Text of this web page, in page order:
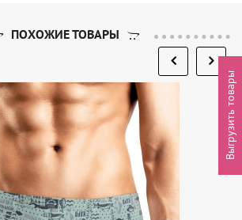
ПОХОЖИЕ ТОВАРЫ
Выгрузить товары